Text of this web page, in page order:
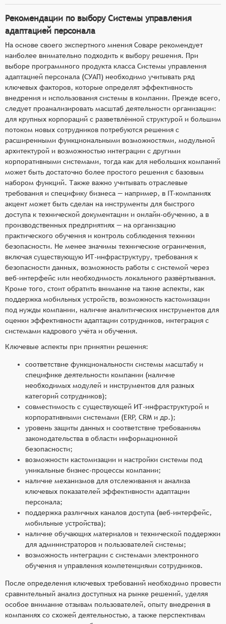
Рекомендации по выбору Системы управления
адаптацией персонала
На основе своего экспертного мнения Соваре рекомендует
наиболее внимательно подходить к выбору решения. При
выборе программного продукта класса Системы управления
адаптацией персонала (СУАП) необходимо учитывать ряд
ключевых факторов, которые определят эффективность
внедрения и использования системы в компании. Прежде всего,
следует проанализировать масштаб деятельности организации:
для крупных корпораций с разветвлённой структурой и большим
потоком новых сотрудников потребуются решения с
расширенными функциональными возможностями, модульной
архитектурой и возможностью интеграции с другими
корпоративными системами, тогда как для небольших компаний
может быть достаточно более простого решения с базовым
набором функций. Также важно учитывать отраслевые
требования и специфику бизнеса — например, в IT-компаниях
акцент может быть сделан на инструменты для быстрого
доступа к технической документации и онлайн-обучению, а в
производственных предприятиях — на организацию
практического обучения и контроль соблюдения техники
безопасности. Не менее значимы технические ограничения,
включая существующую ИТ-инфраструктуру, требования к
безопасности данных, возможность работы с системой через
веб-интерфейс или необходимость локального развёртывания.
Кроме того, стоит обратить внимание на такие аспекты, как
поддержка мобильных устройств, возможность кастомизации
под нужды компании, наличие аналитических инструментов для
оценки эффективности адаптации сотрудников, интеграция с
системами кадрового учёта и обучения.
Ключевые аспекты при принятии решения:
соответствие функциональности системы масштабу и
специфике деятельности компании (наличие
необходимых модулей и инструментов для разных
категорий сотрудников);
совместимость с существующей ИТ-инфраструктурой и
корпоративными системами (ERP, CRM и др.);
уровень защиты данных и соответствие требованиям
законодательства в области информационной
безопасности;
возможности кастомизации и настройки системы под
уникальные бизнес-процессы компании;
наличие механизмов для отслеживания и анализа
ключевых показателей эффективности адаптации
персонала;
поддержка различных каналов доступа (веб-интерфейс,
мобильные устройства);
наличие обучающих материалов и технической поддержки
для администраторов и пользователей системы;
возможность интеграции с системами электронного
обучения и управления компетенциями сотрудников.
После определения ключевых требований необходимо провести
сравнительный анализ доступных на рынке решений, уделяя
особое внимание отзывам пользователей, опыту внедрения в
компаниях со схожей деятельностью, а также перспективам